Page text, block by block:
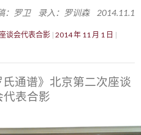
：罗卫 录入：罗训森 2014.11.1
谈会代表合影 2014 年 11 月 1 日
通谱》北京第二次座谈
代表合影